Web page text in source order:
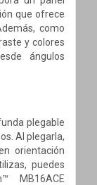
que ofrece
como
y colores
ángulos
plegable
Al plegarla,
orientación
puedes
MB16ACE